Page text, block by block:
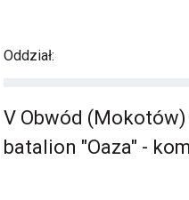
Oddział:
V Obwód
batalion "Oaza" -